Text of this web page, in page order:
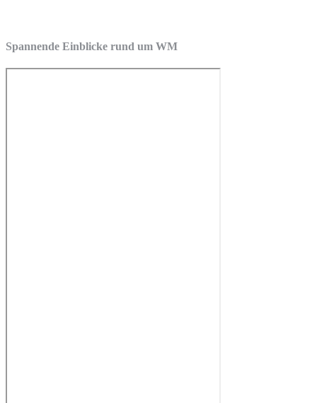
Spannende Einblicke rund um WM